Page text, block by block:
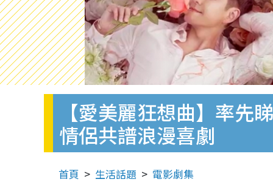
【愛美麗狂想曲】率先
情侶共譜浪漫喜劇
首頁 生活話題 電影劇集